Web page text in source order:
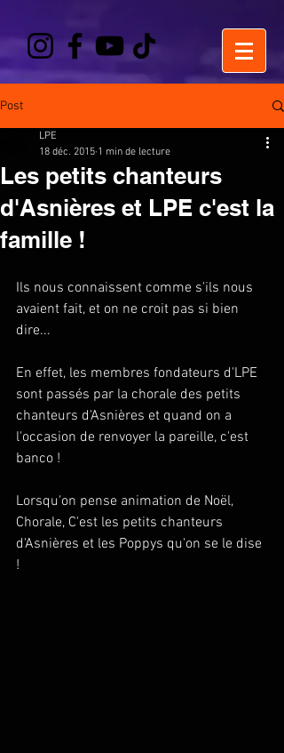
Post
Les petits chanteurs
d'Asnières et LPE c'est la
famille !
LPE
18 déc. 2015 1 min de lecture
Ils nous connaissent comme s'ils nous
avaient fait, et on ne croit pas si bien
dire...
En effet, les membres fondateurs d'LPE
sont passés par la chorale des petits
chanteurs d'Asnières et quand on a
l'occasion de renvoyer la pareille, c'est
banco !
Lorsqu'on pense animation de Noël,
Chorale, C'est les petits chanteurs
d'Asnières et les Poppys qu'on se le dise
!